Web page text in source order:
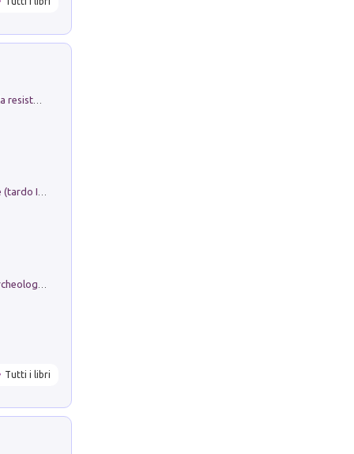
Sofiana. In Sicilia centro-meridionale (tardo III-metà IX secolo d.C.): dall'agro-town tardo-imperiale al villaggio medio-bizantino. Nuova ediz.
Tutti i libri